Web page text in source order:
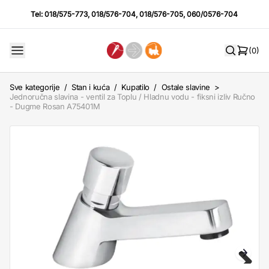
Tel:018/575-773,018/576-704,018/576-705,060/0576-704
(0)
Sve kategorije / Stan i kuća / Kupatilo / Ostale slavine >
Jednoručna slavina - ventil za Toplu / Hladnu vodu - fiksni izliv Ručno
- Dugme Rosan A75401M